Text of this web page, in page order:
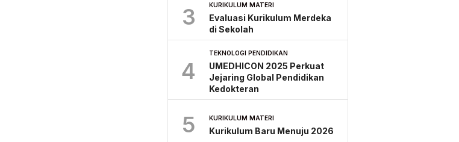
3 KURIKULUM MATERI
Evaluasi Kurikulum Merdeka
di Sekolah
4
TEKNOLOGI PENDIDIKAN
UMEDHICON 2025 Perkuat
Jejaring Global Pendidikan
Kedokteran
5 KURIKULUM MATERI
Kurikulum Baru Menuju 2026